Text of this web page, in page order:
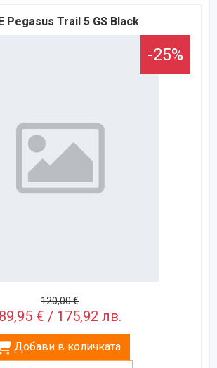
Pegasus Trail 5 GS Black
-25%
120,00 €
89,95 € / 175,92 лв.
Добави в количката